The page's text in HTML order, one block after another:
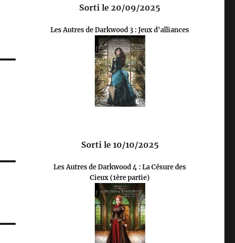
Sorti le 20/09/2025
Les Autres de Darkwood 3 : Jeux d'alliances
Sorti le 10/10/2025
Les Autres de Darkwood 4 : La Césure des
Cieux (1ère partie)